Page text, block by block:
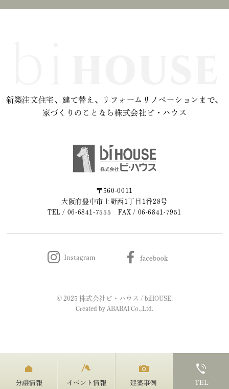
2023年12月 (1)
2023年08月 (2)
2023年04月 (2)
2023年03月 (3)
2023年02月 (2)
2022年09月 (2)
新築注文住宅、建て替え、リフォームリノベーションまで、
家づくりのことなら株式会社ビ・ハウス
〒560-0011
大阪府豊中市上野西1丁目1番28号
TEL / 06-6841-7555 FAX / 06-6841-7951
© 2025 株式会社ビ・ハウス / biHOUSE.
Created by ABABAI Co.,Ltd.